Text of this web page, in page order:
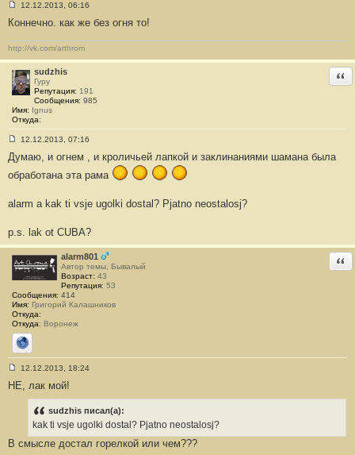
о
б
щ
е
н
и
е
5
5
12.12.2013, 06:16
Коннечно. как же без огня то!
http://vk.com/arthrom
sudzhis
Гуру
Репутация: 191
Сообщения: 985
Имя: Ignus
Откуда:
о
б
н
#
12.12.2013, 07:16
Думаю, и огнем , и кроличьей лапкой и заклинаниями шамана была
обработана эта рама
alarm a kak ti vsje ugolki dostal? Pjatno neostalosj?
p.s. lak ot CUBA?
alarm801
Автор темы, Бывалый
Возраст: 43
Репутация: 53
Сообщения: 414
Имя: Григорий Калашников
Откуда:
Откуда: Воронеж
Сайт
о
и
12.12.2013, 18:24
НЕ, лак мой!
sudzhis писал(а):
kak ti vsje ugolki dostal? Pjatno neostalosj?
В смысле достал горелкой или чем???